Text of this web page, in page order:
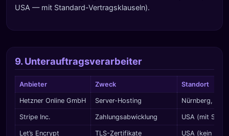
USA — mit Standard-Vertragsklauseln).
9. Unterauftragsverarbeiter
Anbieter Zweck Standort
Hetzner Online GmbH Server-Hosting Nürnberg, DE
Stripe Inc. Zahlungsabwicklung USA (mit
Let’s Encrypt TLS-Zertifikate USA (kein